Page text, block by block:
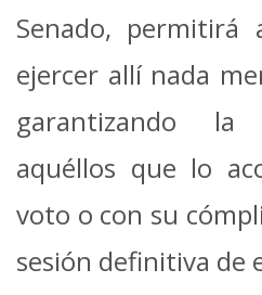
Senado, permitirá
ejercer allí nada
garantizando
aquéllos que lo
voto o con su
sesión definitiva de